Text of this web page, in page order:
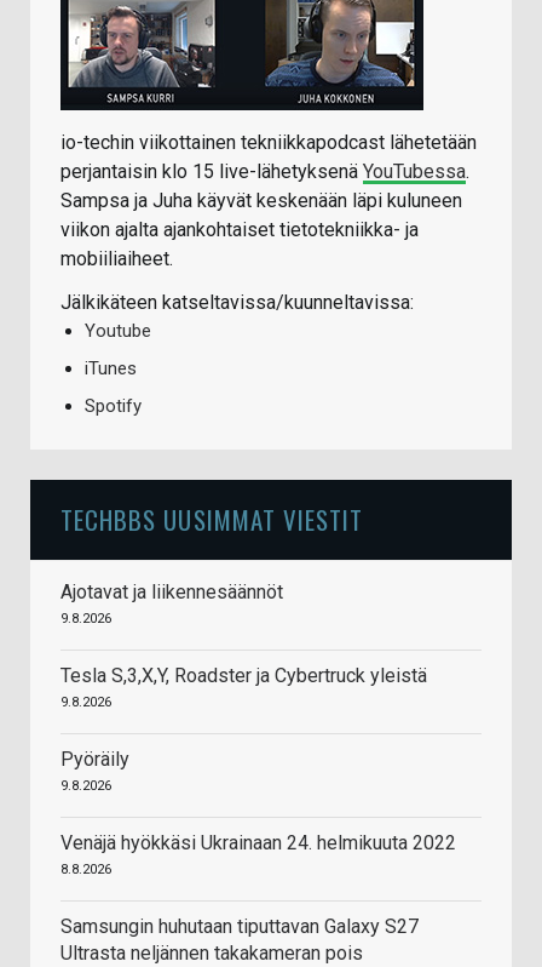
io-techin viikottainen tekniikkapodcast lähetetään
perjantaisin klo 15 live-lähetyksenä YouTubessa.
Sampsa ja Juha käyvät keskenään läpi kuluneen
viikon ajalta ajankohtaiset tietotekniikka- ja
mobiiliaiheet.
Jälkikäteen katseltavissa/kuunneltavissa:
Youtube
iTunes
Spotify
TECHBBS UUSIMMAT VIESTIT
Ajotavat ja liikennesäännöt
9.8.2026
Tesla S,3,X,Y, Roadster ja Cybertruck yleistä
9.8.2026
Pyöräily
9.8.2026
Venäjä hyökkäsi Ukrainaan 24. helmikuuta 2022
8.8.2026
Samsungin huhutaan tiputtavan Galaxy S27
Ultrasta neljännen takakameran pois